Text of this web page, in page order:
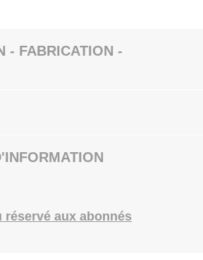
- FABRICATION -
réservé aux abonnés